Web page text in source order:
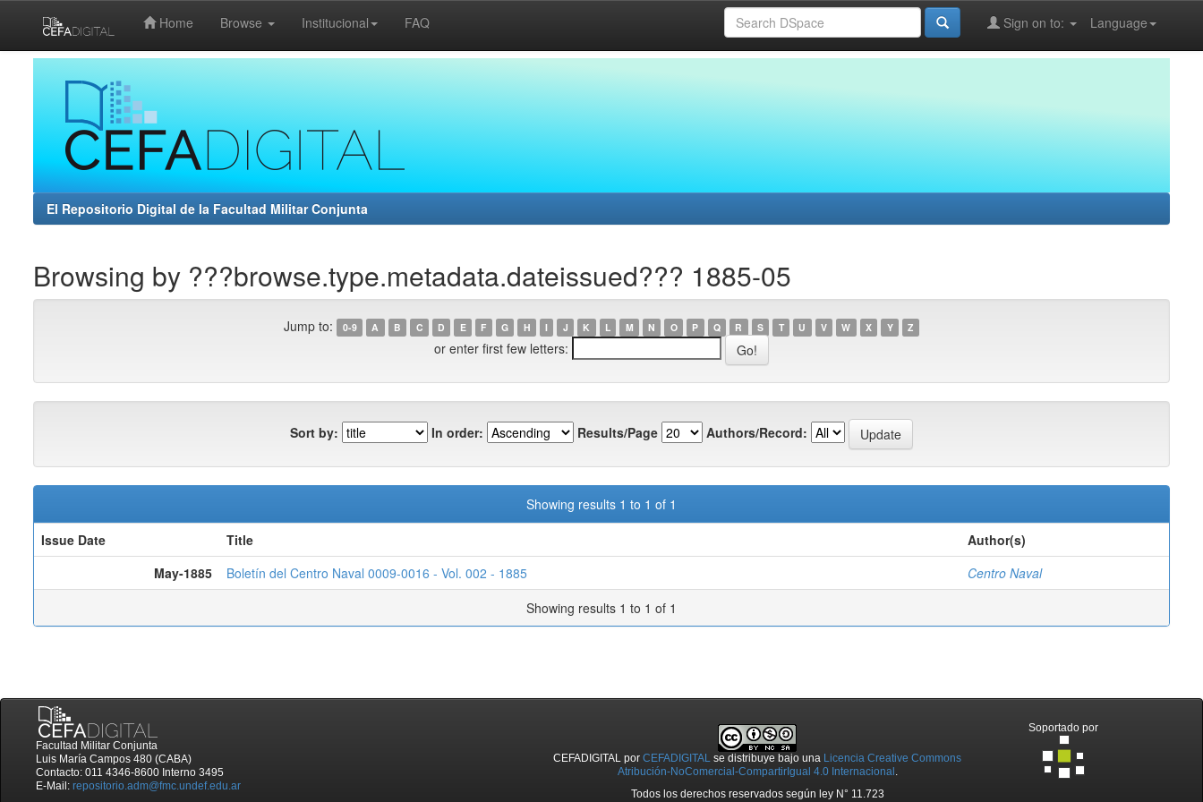
Home Browse Institucional FAQ Language
Sign on to:
El Repositorio Digital de la Facultad Militar Conjunta
Browsing by ???browse.type.metadata.dateissued??? 1885-05
Jump to: 0-9 A B C D E F G H I J K L M N O P Q R S T U V W X Y Z
or enter first few letters:
Sort by: In order: Results/Page Authors/Record:
Showing results 1 to 1 of 1
Issue Date
Title
Author(s)
May-1885
Boletín del Centro Naval 0009-0016 - Vol. 002 - 1885
Centro Naval
Showing results 1 to 1 of 1
Facultad Militar Conjunta
Luis María Campos 480 (CABA)
Contacto: 011 4346-8600 Interno 3495
E-Mail: repositorio.adm@fmc.undef.edu.ar
CEFADIGITAL porCEFADIGITAL se distribuye bajo una Licencia Creative Commons
Atribución-NoComercial-CompartirIgual 4.0 Internacional .
Todos los derechos reservados según ley N° 11.723
Soportado por